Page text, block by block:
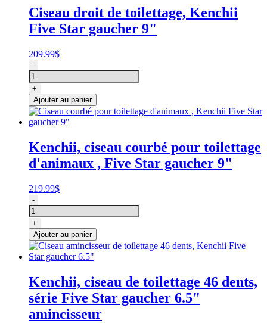
Five
Star
gaucher
Ciseau droit de toilettage, Kenchii
Five Star gaucher 9"
209.99$
quantité
de
Ciseau
droit
de
toilettage,
Kenchii
Star
gaucher
9"
-
+
Ajouter au panier
Kenchii, ciseau courbé pour toilettage
d'animaux , Five Star gaucher 9"
219.99$
quantité
de
Ciseau
courbé
pour
toilettage
d'animaux
Kenchii
Five
Star
gaucher
-
+
Ajouter au panier
Kenchii, ciseau de toilettage 46 dents,
série Five Star gaucher 6.5"
amincisseur